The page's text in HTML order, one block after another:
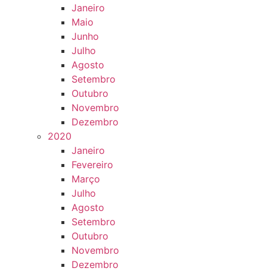
Janeiro
Maio
Junho
Julho
Agosto
Setembro
Outubro
Novembro
Dezembro
2020
Janeiro
Fevereiro
Março
Julho
Agosto
Setembro
Outubro
Novembro
Dezembro